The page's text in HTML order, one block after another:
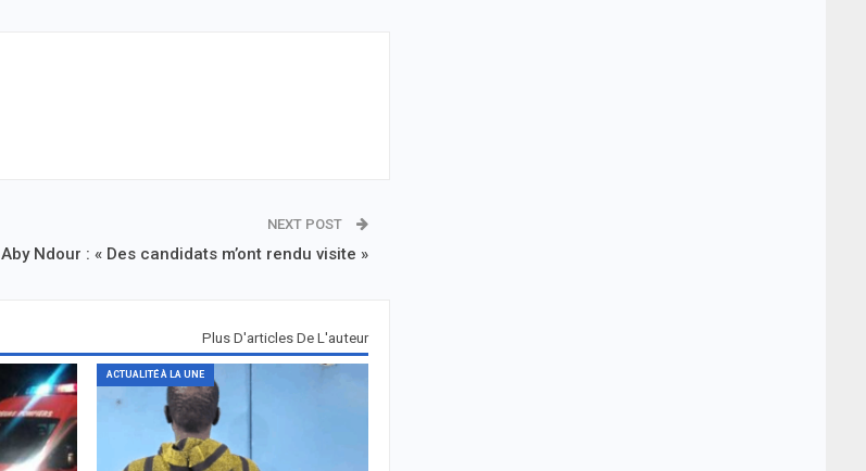
NEXT POST
Aby Ndour : « Des candidats m’ont rendu visite »
Plus D'articles De L'auteur
ACTUALITÉ À LA UNE